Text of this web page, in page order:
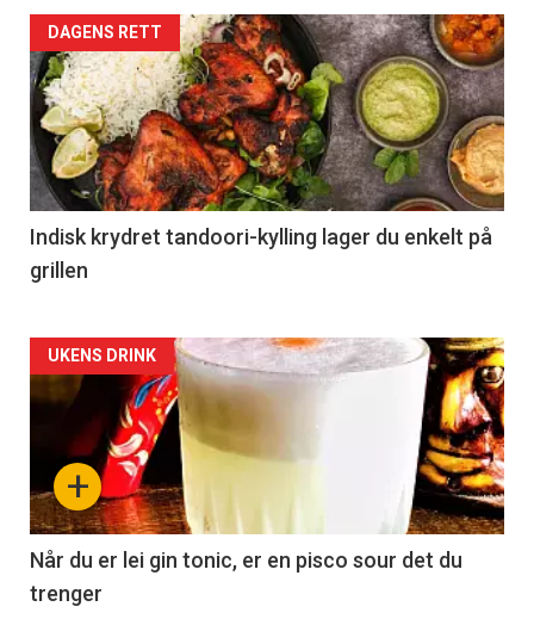
DAGENS RETT
Indisk krydret tandoori-kylling lager du enkelt på
grillen
Forsiden
akkurat
nå
-
2
+
UKENS DRINK
Når du er lei gin tonic, er en pisco sour det du
trenger